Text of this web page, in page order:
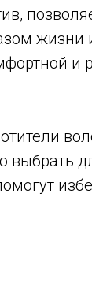
жизни
и
выбрать